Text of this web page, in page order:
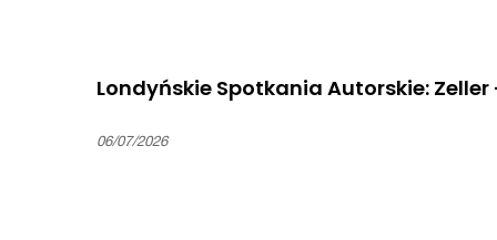
Londyńskie Spotkania Autorskie: Zeller
06/07/2026